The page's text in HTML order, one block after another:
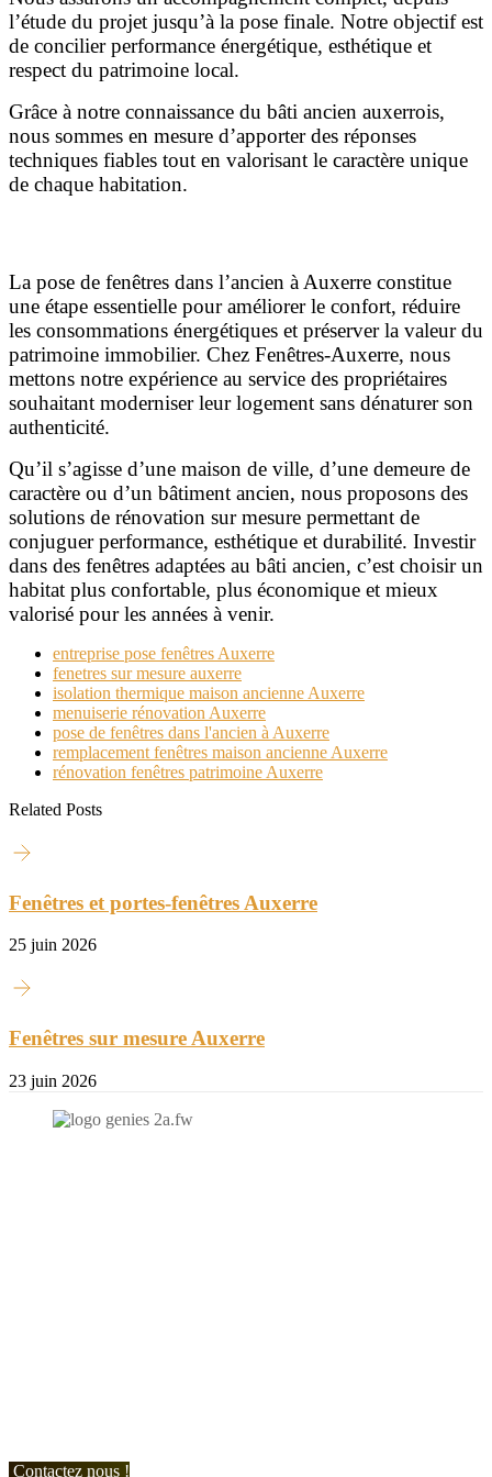
l’étude du projet jusqu’à la pose finale. Notre objectif est
de concilier performance énergétique, esthétique et
respect du patrimoine local.
Grâce à notre connaissance du bâti ancien auxerrois,
nous sommes en mesure d’apporter des réponses
techniques fiables tout en valorisant le caractère unique
de chaque habitation.
La pose de fenêtres dans l’ancien à Auxerre constitue
une étape essentielle pour améliorer le confort, réduire
les consommations énergétiques et préserver la valeur du
patrimoine immobilier. Chez Fenêtres-Auxerre, nous
mettons notre expérience au service des propriétaires
souhaitant moderniser leur logement sans dénaturer son
authenticité.
Qu’il s’agisse d’une maison de ville, d’une demeure de
caractère ou d’un bâtiment ancien, nous proposons des
solutions de rénovation sur mesure permettant de
conjuguer performance, esthétique et durabilité. Investir
dans des fenêtres adaptées au bâti ancien, c’est choisir un
habitat plus confortable, plus économique et mieux
valorisé pour les années à venir.
entreprise pose fenêtres Auxerre
fenetres sur mesure auxerre
isolation thermique maison ancienne Auxerre
menuiserie rénovation Auxerre
pose de fenêtres dans l'ancien à Auxerre
remplacement fenêtres maison ancienne Auxerre
rénovation fenêtres patrimoine Auxerre
Related Posts
Fenêtres et portes-fenêtres Auxerre
25 juin 2026
Fenêtres sur mesure Auxerre
23 juin 2026
Contactez nous !